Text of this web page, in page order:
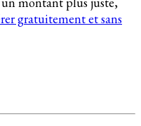
gratuitement et sans